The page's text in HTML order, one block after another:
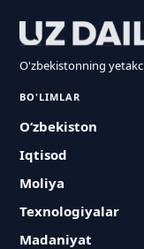
O'zbekistonning
BO'LIMLAR
O‘zbekiston
Iqtisod
Moliya
Texnologiyalar
Madaniyat